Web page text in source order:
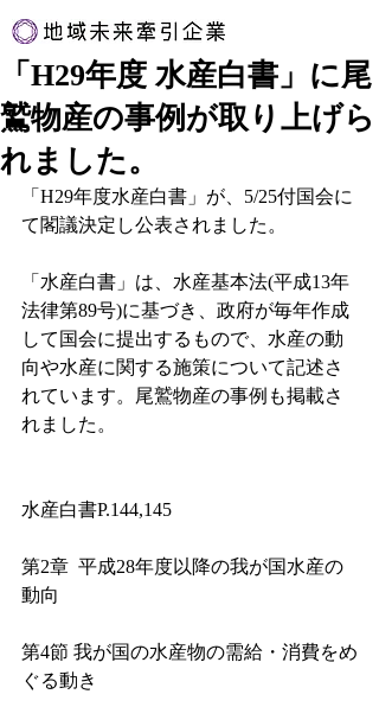
リンク
​2017年12月、経済産業省より認定されました
「H29年度 水産白書」に尾
鷲物産の事例が取り上げら
れました。
「H29年度水産白書」が、5/25付国会に
て閣議決定し公表されました。
「水産白書」は、水産基本法(平成13年
法律第89号)に基づき、政府が毎年作成
して国会に提出するもので、水産の動
向や水産に関する施策について記述さ
れています。尾鷲物産の事例も掲載さ
れました。
水産白書P.144,145
第2章  平成28年度以降の我が国水産の
動向
第4節 我が国の水産物の需給・消費をめ
ぐる動き